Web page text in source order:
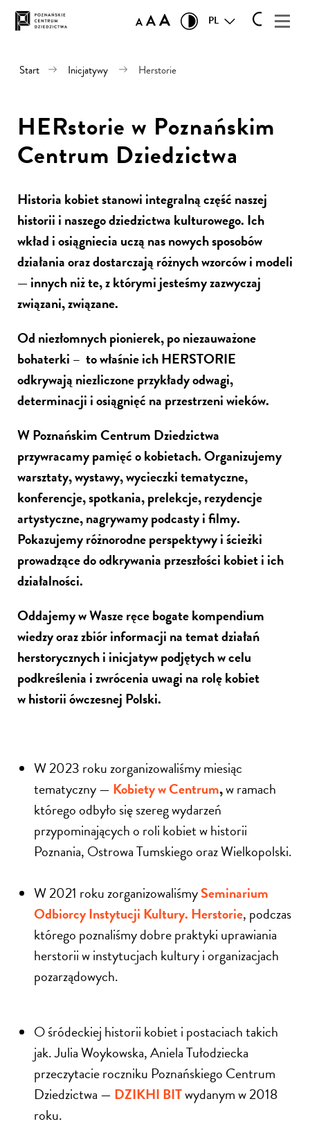
A AA PL
Start Inicjatywy Herstorie
HERstorie w Poznańskim
Centrum Dziedzictwa
Historia kobiet stanowi integralną część naszej
historii i naszego dziedzictwa kulturowego. Ich
wkład i osiągniecia uczą nas nowych sposobów
działania oraz dostarczają różnych wzorców i modeli
— innych niż te, z którymi jesteśmy zazwyczaj
związani, związane.
Od niezłomnych pionierek, po niezauważone
bohaterki – to właśnie ich HERSTORIE
odkrywają niezliczone przykłady odwagi,
determinacji i osiągnięć na przestrzeni wieków.
W Poznańskim Centrum Dziedzictwa
przywracamy pamięć o kobietach. Organizujemy
warsztaty, wystawy, wycieczki tematyczne,
konferencje, spotkania, prelekcje, rezydencje
artystyczne, nagrywamy podcasty i filmy.
Pokazujemy różnorodne perspektywy i ścieżki
prowadzące do odkrywania przeszłości kobiet i ich
działalności.
Oddajemy w Wasze ręce bogate kompendium
wiedzy oraz zbiór informacji na temat działań
herstorycznych i inicjatyw podjętych w celu
podkreślenia i zwrócenia uwagi na rolę kobiet
w historii ówczesnej Polski.
W 2023 roku zorganizowaliśmy miesiąc
tematyczny — Kobiety w Centrum,w ramach
którego odbyło się szereg wydarzeń
przypominających o roli kobiet w historii
Poznania, Ostrowa Tumskiego oraz Wielkopolski.
W 2021 roku zorganizowaliśmySeminarium
Odbiorcy Instytucji Kultury. Herstorie, podczas
którego poznaliśmydobre praktyki uprawiania
herstorii w instytucjach kultury i organizacjach
pozarządowych.
O śródeckiej historii kobiet i postaciach takich
jak. Julia Woykowska, Aniela Tułodziecka
przeczytacie roczniku Poznańskiego Centrum
Dziedzictwa — DZIKHI BITwydanym w2018
roku.